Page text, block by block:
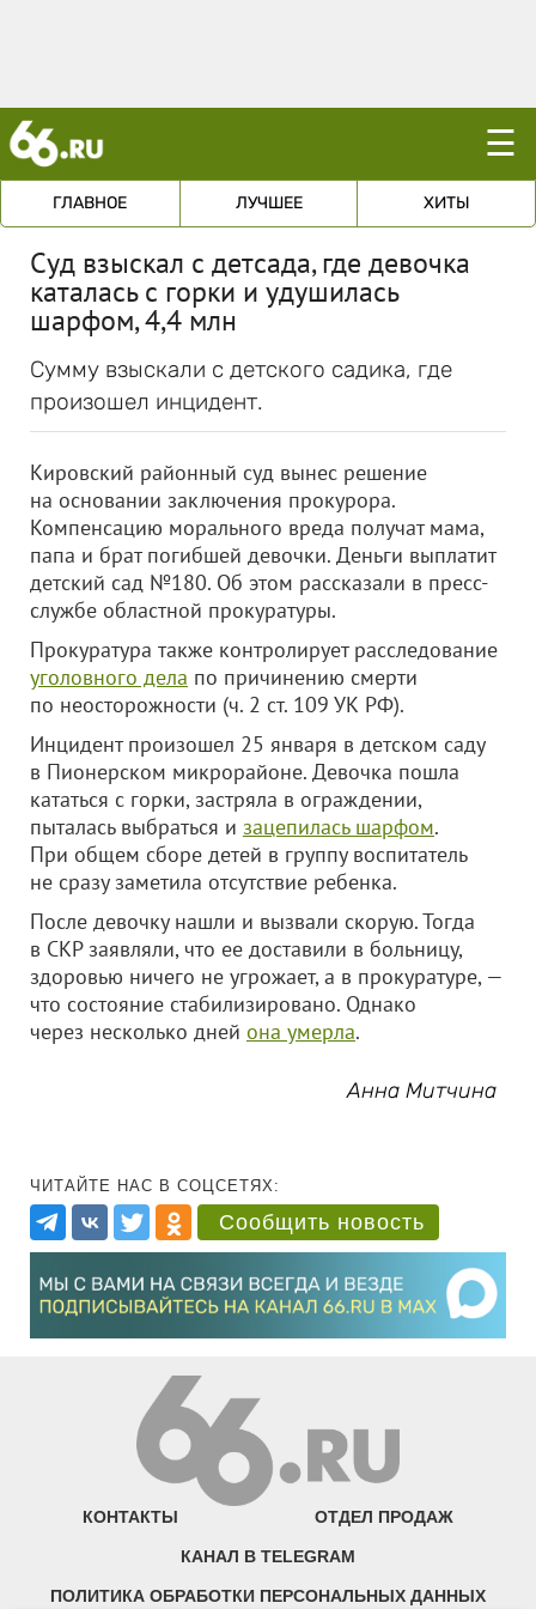
☰
ГЛАВНОЕ ЛУЧШЕЕ ХИТЫ
Суд взыскал с детсада, где девочка
каталась с горки и удушилась
шарфом, 4,4 млн
Сумму взыскали с детского садика, где
произошел инцидент.
Кировский районный суд вынес решение
на основании заключения прокурора.
Компенсацию морального вреда получат мама,
папа и брат погибшей девочки. Деньги выплатит
детский сад №180. Об этом рассказали в пресс-
службе областной прокуратуры.
Прокуратура также контролирует расследование
уголовного дела по причинению смерти
по неосторожности (ч. 2 ст. 109 УК РФ).
Инцидент произошел 25 января в детском саду
в Пионерском микрорайоне. Девочка пошла
кататься с горки, застряла в ограждении,
пыталась выбраться и зацепилась шарфом.
При общем сборе детей в группу воспитатель
не сразу заметила отсутствие ребенка.
После девочку нашли и вызвали скорую. Тогда
в СКР заявляли, что ее доставили в больницу,
здоровью ничего не угрожает, а в прокуратуре, —
что состояние стабилизировано. Однако
через несколько дней она умерла.
Анна Митчина
ЧИТАЙТЕ НАС В СОЦСЕТЯХ:
Сообщить новость
КОНТАКТЫ ОТДЕЛ ПРОДАЖ
КАНАЛ В TELEGRAM
ПОЛИТИКА ОБРАБОТКИ ПЕРСОНАЛЬНЫХ ДАННЫХ